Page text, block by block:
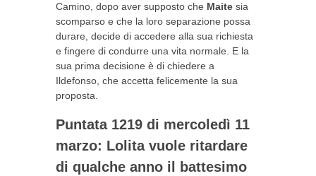
Camino, dopo aver supposto che Maite sia
scomparso e che la loro separazione possa
durare, decide di accedere alla sua richiesta
e fingere di condurre una vita normale. E la
sua prima decisione è di chiedere a
Ildefonso, che accetta felicemente la sua
proposta.
Puntata 1219 di mercoledì 11
marzo: Lolita vuole ritardare
di qualche anno il battesimo